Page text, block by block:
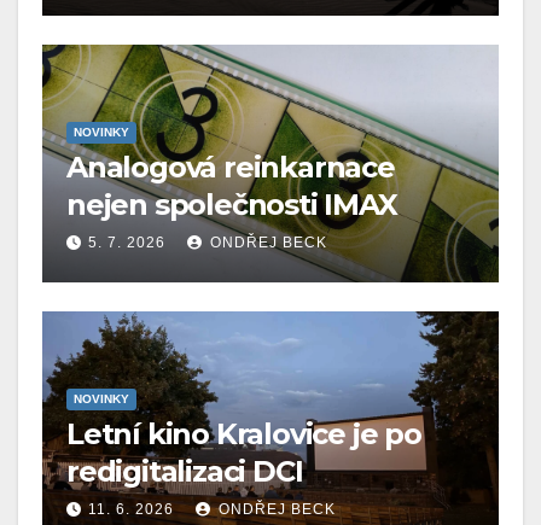
NOVINKY
Analogová reinkarnace
nejen společnosti IMAX
5. 7. 2026 ONDŘEJ BECK
NOVINKY
Letní kino Kralovice je po
redigitalizaci DCI
11. 6. 2026 ONDŘEJ BECK